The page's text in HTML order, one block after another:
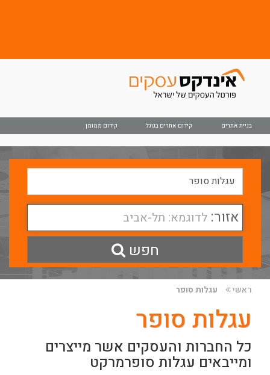
בניית אתרים קידום אתרים בגוגל קידום ממומן
אזור: לדוגמא: תל-אביב
חפש
ראשי עגלות סופר
עגלות סופר
כל החברות והעסקים אשר מייצרים
ומייבאים עגלות סופרמרקט